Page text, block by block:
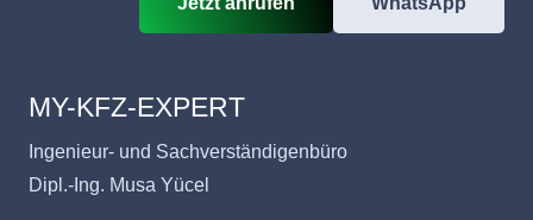
MY-KFZ-EXPERT
Ingenieur- und Sachverständigenbüro
Dipl.-Ing. Musa Yücel